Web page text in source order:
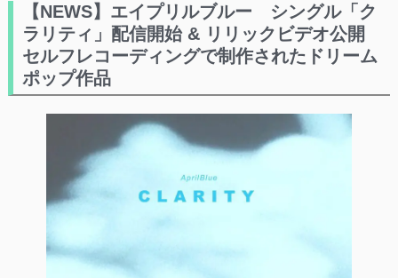
【NEWS】エイプリルブルー シングル「ク
ラリティ」配信開始 & リリックビデオ公開
セルフレコーディングで制作されたドリーム
ポップ作品